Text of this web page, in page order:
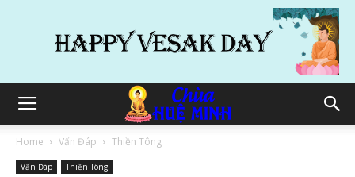
Home Vấn Đáp Thiền Tông
Vấn Đáp Thiền Tông